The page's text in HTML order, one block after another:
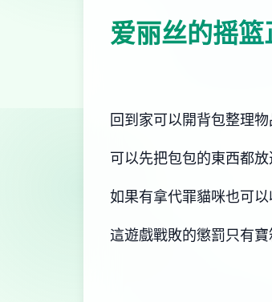
爱丽丝的摇篮
回到家可以開背包整理物
可以先把包包的東西都
如果有拿代罪貓咪也可
這遊戲戰敗的懲罰只有